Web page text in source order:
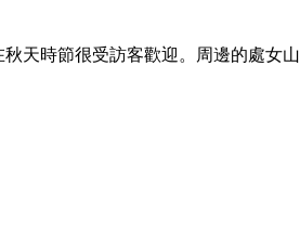
天時節很受訪客歡迎。周邊的處女